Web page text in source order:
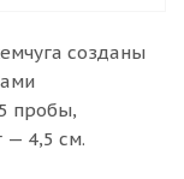
созданы
пробы,
— 4,5 см.